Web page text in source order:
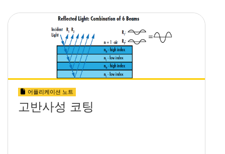
어플리케이션 노트
고반사성 코팅